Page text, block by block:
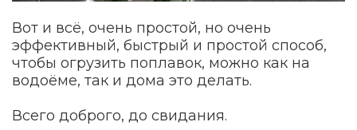
Вот и всё, очень простой, но очень
эффективный, быстрый и простой способ,
чтобы огрузить поплавок, можно как на
водоёме, так и дома это делать.
Всего доброго, до свидания.